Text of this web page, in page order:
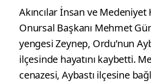
Akıncılar İnsan ve Medeniyet
Onursal Başkanı Mehmet
yengesi Zeynep, Ordu’nun
ilçesinde hayatını kaybetti.
cenazesi, Aybastı ilçesine